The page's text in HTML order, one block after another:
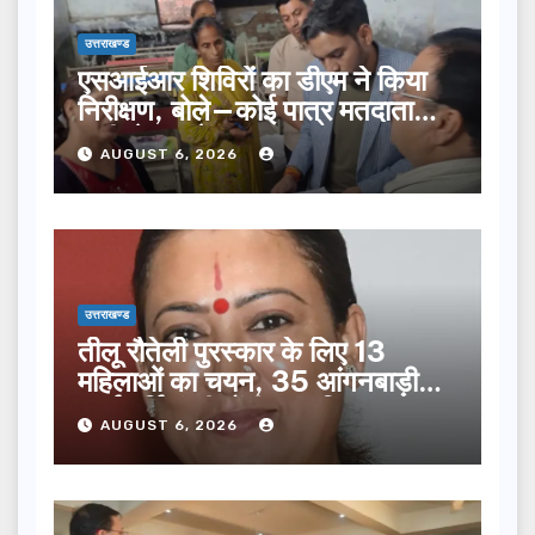
उत्तराखण्ड
एसआईआर शिविरों का डीएम ने किया
निरीक्षण, बोले—कोई पात्र मतदाता
सूची से न छूटे…
AUGUST 6, 2026
उत्तराखण्ड
तीलू रौतेली पुरस्कार के लिए 13
महिलाओं का चयन, 35 आंगनबाड़ी
कार्यकर्तियां भी होंगी सम्मानित…
AUGUST 6, 2026